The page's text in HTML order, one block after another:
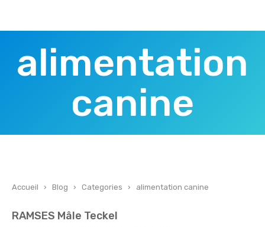
alimentation
canine
Accueil › Blog › Categories › alimentation canine
RAMSES Mâle Teckel